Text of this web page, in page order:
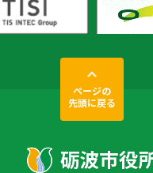
ページの
先頭に戻る